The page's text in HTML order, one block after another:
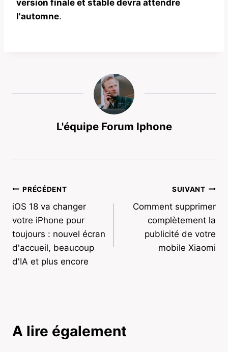
version finale et stable devra attendre
l'automne.
L'équipe Forum Iphone
Navigation
de
l’article
PRÉCÉDENT
iOS 18 va changer
votre iPhone pour
toujours : nouvel écran
d'accueil, beaucoup
d'IA et plus encore
SUIVANT
Comment supprimer
complètement la
publicité de votre
mobile Xiaomi
A lire également